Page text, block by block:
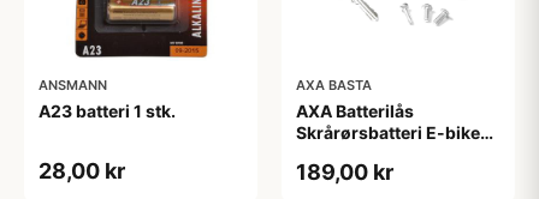
ANSMANN
A23 batteri 1 stk.
28,00 kr
AXA BASTA
AXA Batterilås
Skrårørsbatteri E-bike
189,00 kr